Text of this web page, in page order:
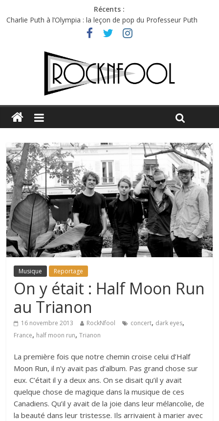
Récents :
Charlie Puth à l’Olympia : la leçon de pop du Professeur Puth
Festival Triptyque : un nouveau festival de musique indépendant
Hellfest 2026 vendredi : température et émotions en hausse
Hellfest 2026 jeudi : impossible de choisir entre chaleur et bonne
Première édition du Midgard Festival : entre bière, métal et
Musique Reportage
On y était : Half Moon Run
au Trianon
16 novembre 2013 RockNfool concert, dark eyes,
France, half moon run,Trianon
La première fois que notre chemin croise celui d’Half
Moon Run, il n’y avait pas d’album. Pas grand chose sur
eux. C’était il y a deux ans. On se disait qu’il y avait
quelque chose de magique dans la musique de ces
Canadiens. Qu’il y avait de la joie dans leur mélancolie, de
la beauté dans leur tristesse. Ils arrivaient à marier avec